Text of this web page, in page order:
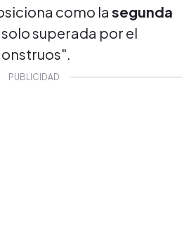
como lasegunda
solo superada por el